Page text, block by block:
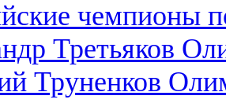
чемпионы
Третьяков
Труненков